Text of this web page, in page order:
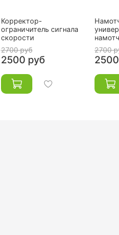
Корректор-
ограничитель сигнала
скорости
2700 руб
2500 руб
2700